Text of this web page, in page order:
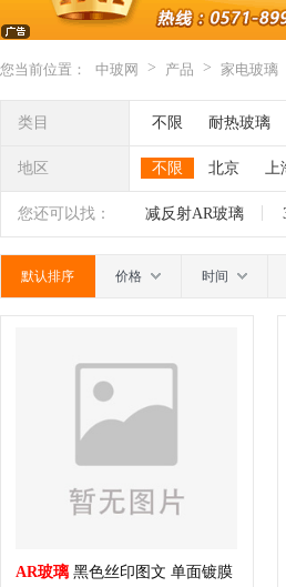
您当前位置： 中玻网 > 产品 > 家电玻璃
类目 不限 耐热玻璃
智能调光玻璃
高温玻璃 电致变
地区 不限 北京 上
南 广东 广西
您还可以找： 减反射AR玻璃
默认排序 价格 时间
AR玻璃 黑色丝印图文 单面镀膜